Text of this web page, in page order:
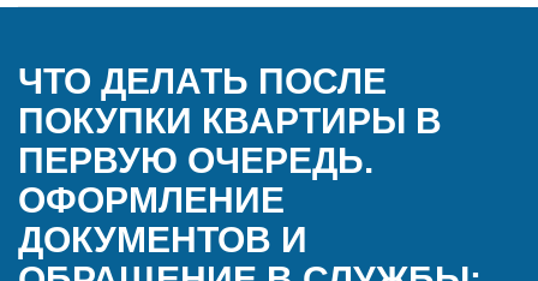
ЧТО ДЕЛАТЬ ПОСЛЕ
ПОКУПКИ КВАРТИРЫ В
ПЕРВУЮ ОЧЕРЕДЬ.
ОФОРМЛЕНИЕ
ДОКУМЕНТОВ И